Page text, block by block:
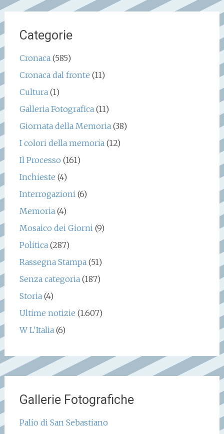
Categorie
Cronaca(585)
Cronaca dal fronte (11)
Cultura(1)
Galleria Fotografica(11)
Giornata della Memoria(38)
I colori della memoria(12)
Il Processo (161)
Inchieste (4)
Interrogazioni(6)
Memoria(4)
Mosaico dei Giorni(9)
Politica(287)
Rassegna Stampa(51)
Senza categoria(187)
Storia(4)
Ultime notizie (1.607)
W L'Italia(6)
Gallerie Fotografiche
Palio di San Sebastiano